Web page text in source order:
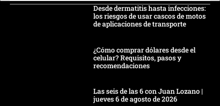
Desde dermatitis hasta infecciones:
los riesgos de usar cascos de motos
de aplicaciones de transporte
¿Cómo comprar dólares desde el
celular? Requisitos, pasos y
recomendaciones
Las seis de las 6 con Juan Lozano |
jueves 6 de agosto de 2026